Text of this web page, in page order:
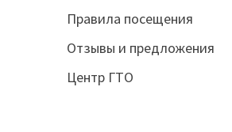
Правила посещения
Отзывы и предложения
Центр ГТО